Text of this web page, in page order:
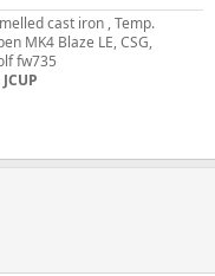
cast iron , Temp.
MK4 Blaze LE, CSG,
fw735